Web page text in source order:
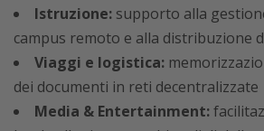
Istruzione: supporto alla
campus remoto e alla distribuzione
Viaggi e logistica:
dei documenti in reti decentralizzate
Media & Entertainment: